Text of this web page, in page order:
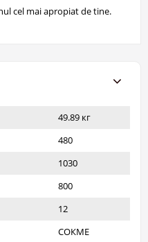
cel mai apropiat de tine.
49.89 кг
480
1030
800
12
СОКМЕ